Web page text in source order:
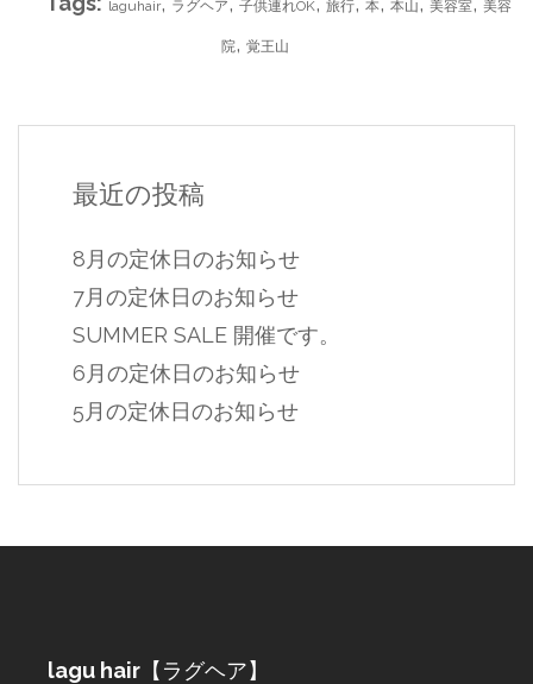
laguhair ラグヘア 子供連れOK 旅行 本 本山 美容室 美容
院, 覚王山
最近の投稿
8月の定休日のお知らせ
7月の定休日のお知らせ
SUMMER SALE 開催です。
6月の定休日のお知らせ
5月の定休日のお知らせ
lagu hair 【ラグヘア】